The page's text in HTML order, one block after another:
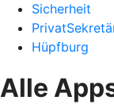
Sicherheit
Hüpfburg
Alle